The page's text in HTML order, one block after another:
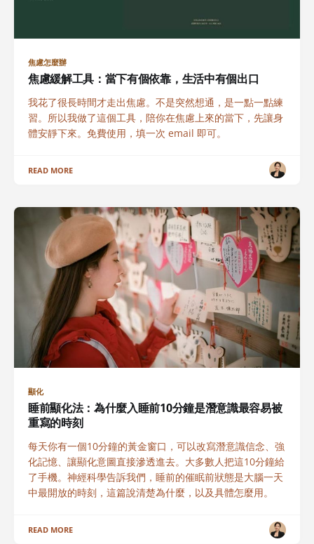
焦慮怎麼辦
焦慮緩解工具：當下有個依靠，生活中有個出口
我花了很長時間才走出焦慮。不是突然想通，是一點一點練
習。所以我做了這個工具，陪你在焦慮上來的當下，先讓身
體安靜下來。免費使用，填一次 email 即可。
READ MORE
顯化
睡前顯化法：為什麼入睡前10分鐘是潛意識最容易被
重寫的時刻
每天你有一個10分鐘的黃金窗口，可以改寫潛意識信念、強
化記憶、讓顯化意圖直接滲透進去。大多數人把這10分鐘給
了手機。神經科學告訴我們，睡前的催眠前狀態是大腦一天
中最開放的時刻，這篇說清楚為什麼，以及具體怎麼用。
READ MORE